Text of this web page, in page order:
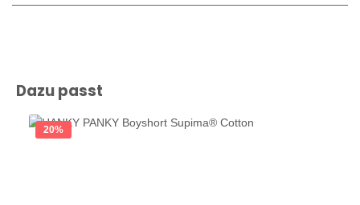
Produktgalerie überspringen
Dazu passt
20%